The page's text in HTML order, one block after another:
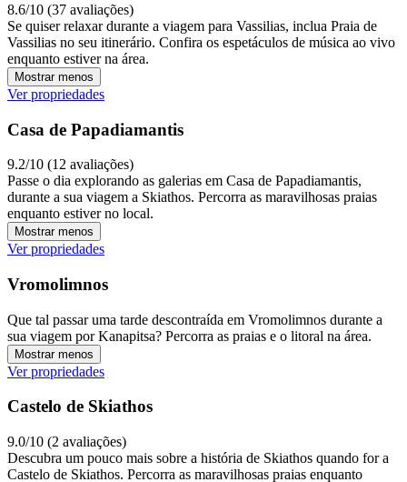
8.6/10 (37 avaliações)
Se quiser relaxar durante a viagem para Vassilias, inclua Praia de
Vassilias no seu itinerário. Confira os espetáculos de música ao vivo
enquanto estiver na área.
Mostrar menos
Ver propriedades
Casa de Papadiamantis
9.2/10 (12 avaliações)
Passe o dia explorando as galerias em Casa de Papadiamantis,
durante a sua viagem a Skiathos. Percorra as maravilhosas praias
enquanto estiver no local.
Mostrar menos
Ver propriedades
Vromolimnos
Que tal passar uma tarde descontraída em Vromolimnos durante a
sua viagem por Kanapitsa? Percorra as praias e o litoral na área.
Mostrar menos
Ver propriedades
Castelo de Skiathos
9.0/10 (2 avaliações)
Descubra um pouco mais sobre a história de Skiathos quando for a
Castelo de Skiathos. Percorra as maravilhosas praias enquanto